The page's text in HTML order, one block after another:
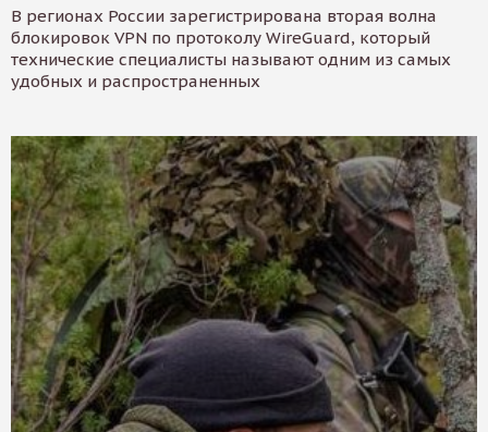
В регионах России зарегистрирована вторая волна
блокировок VPN по протоколу WireGuard, который
технические специалисты называют одним из самых
удобных и распространенных